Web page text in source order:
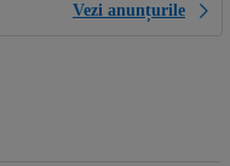
Vezi anunțurile